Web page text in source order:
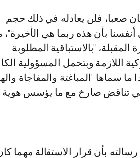
صعبا، فلن يعادله في ذلك حجم
بأن هذه ربما هي الأخيرة"،
"بالاستباقية المطلوبة
اللازمة وبتحمل المسؤولية
سماها "المباغتة والمفاجاة
تناقض صارخ مع ما يؤسس هوية
بأن قرار الاستقالة مهما